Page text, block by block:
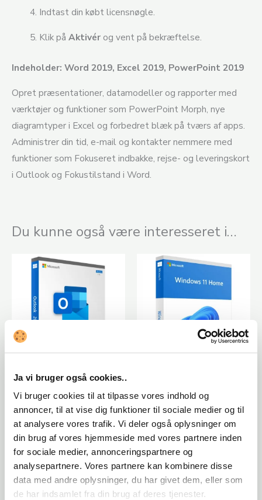
Ja vi bruger også cookies..
Vi bruger cookies til at tilpasse vores indhold og
annoncer, til at vise dig funktioner til sociale medier og til
at analysere vores trafik. Vi deler også oplysninger om
din brug af vores hjemmeside med vores partnere inden
for sociale medier, annonceringspartnere og
analysepartnere. Vores partnere kan kombinere disse
data med andre oplysninger, du har givet dem, eller som
de har indsamlet fra din brug af deres tjenester.
Indtast din købt licensnøgle.
Klik på Aktivérog vent på bekræftelse.
Indeholder: Word 2019, Excel 2019, PowerPoint 2019
Opret præsentationer, datamodeller og rapporter med
værktøjer og funktioner som PowerPoint Morph, nye
diagramtyper i Excel og forbedret blæk på tværs af apps.
Administrer din tid, e-mail og kontakter nemmere med
funktioner som Fokuseret indbakke, rejse- og leveringskort
i Outlook og Fokustilstand i Word.
Du kunne også være interesseret i…
Microsoft Office
Microsoft Outlook
2021 (PC)
124,65kr.
TILFØJ TIL KURV
Microsoft Windows
11 Home (OEM)
188,38kr.
TILFØJ TIL KURV